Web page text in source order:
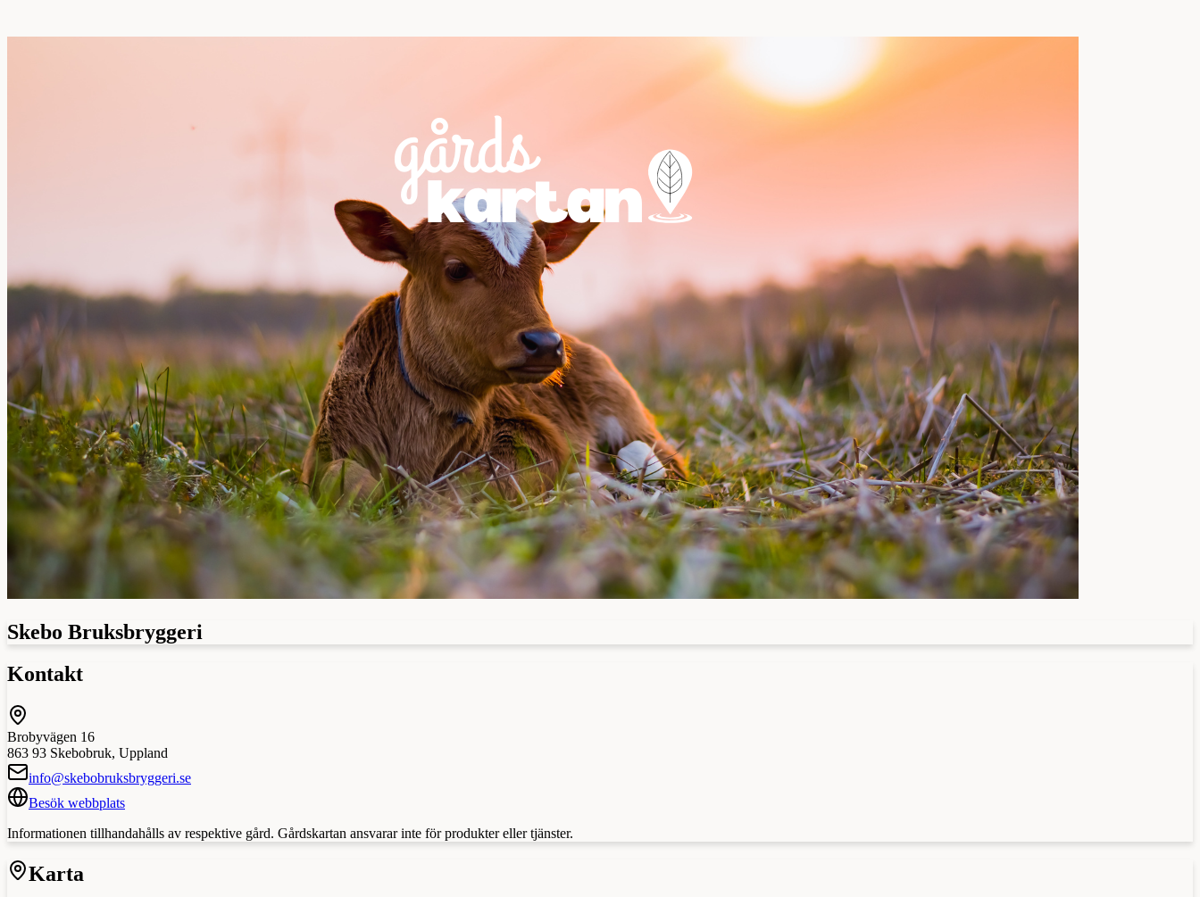
Skebo Bruksbryggeri
Kontakt
Brobyvägen 16
863 93 Skebobruk, Uppland
info@skebobruksbryggeri.se
Besök webbplats
Informationen tillhandahålls av respektive gård. Gårdskartan ansvarar inte för produkter eller tjänster.
Karta